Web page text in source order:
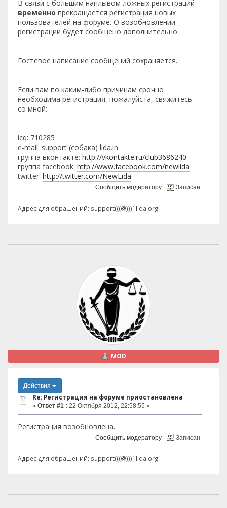
В связи с большим наплывом ложных регистраций
временно прекращается регистрация новых
пользователей на форуме. О возобновлении
регистрации будет сообщено дополнительно.
Гостевое написание сообщений сохраняется.
Если вам по каким-либо причинам срочно
необходима регистрация, пожалуйста, свяжитесь
со мной:
icq: 710285
e-mail: support (собака) lida.in
группа вконтакте: http://vkontakte.ru/club3686240
группа facebook: http://www.facebook.com/newlida
twitter: http://twitter.com/NewLida
Сообщить модератору Записан
Адрес для обращений: support(((@)))1lida.org
MOD
Действия
Re: Регистрация на форуме приостановлена
« Ответ #1 : 22 Октября 2012, 22:58:55 »
Регистрация возобновлена.
Сообщить модератору Записан
Адрес для обращений: support(((@)))1lida.org